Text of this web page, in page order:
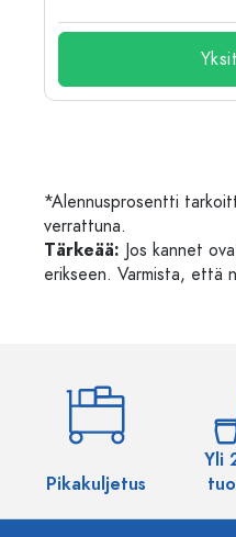
*Alennusprosentti
verrattuna.
Tärkeää: Jos kannet
erikseen. Varmista, että
Pikakuljetus
Yli